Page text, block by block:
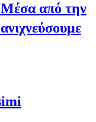
από την